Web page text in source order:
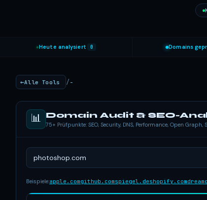
Heute analysiert 0 Domains
Alle Tools / -
📊 Domain Audit & SEO-
75+ Prüfpunkte: SEO, Security, DNS, Performance, Open
Beispiele:apple.comgithub.comspiegel.deshopify.com